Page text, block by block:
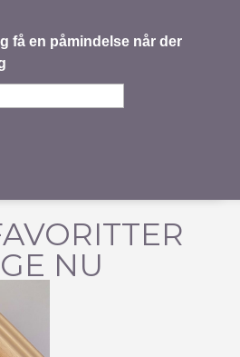
få en påmindelse når der
NU